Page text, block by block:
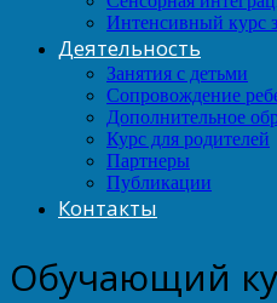
Интенсивный курс
Деятельность
Занятия с детьми
Сопровождение
Дополнительное
Курс для родителей
Партнеры
Публикации
Контакты
Обучающий